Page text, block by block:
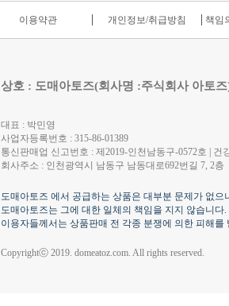
이용약관 개인정보/취급방침 책임
상호 : 도매아토즈(회사명 :주식회사 아토
대표 : 박민영
사업자등록번호 : 315-86-01389
통신판매업 신고번호 : 제2019-인천남동구-0572호 | 건
회사주소 : 인천광역시 남동구 남동대로692번길 7, 2층
도매아토즈 에서 공급하는 상품은 대부분 문제가 없
도매아토즈는 그에 대한 일체의 책임을 지지 않습니다.
이용자들께서는 상품판매 전 각종 분쟁에 의한 피해
Copyrightⓒ 2019. domeatoz.com. All rights reserved.